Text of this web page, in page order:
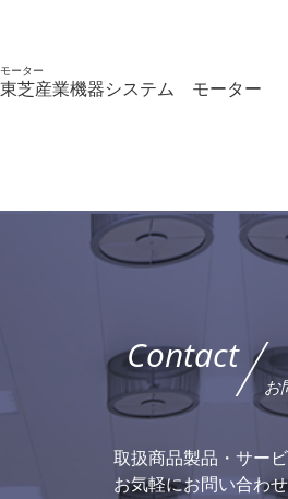
モーター
東芝産業機器システム モーター
Contact
お
取扱商品製品・サー
お気軽にお問い合わせ